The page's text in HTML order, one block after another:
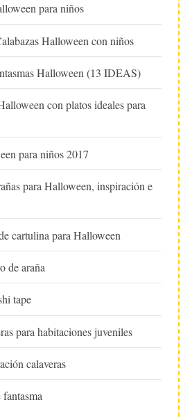
para niños
Halloween con niños
Halloween (13 IDEAS)
con platos ideales para
para niños 2017
para Halloween, inspiración e
cartulina para Halloween
de araña
tape
para habitaciones juveniles
calaveras
fantasma